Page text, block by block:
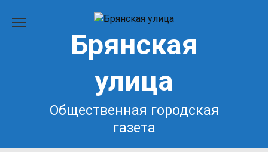
Брянская
улица
Общественная городская
газета